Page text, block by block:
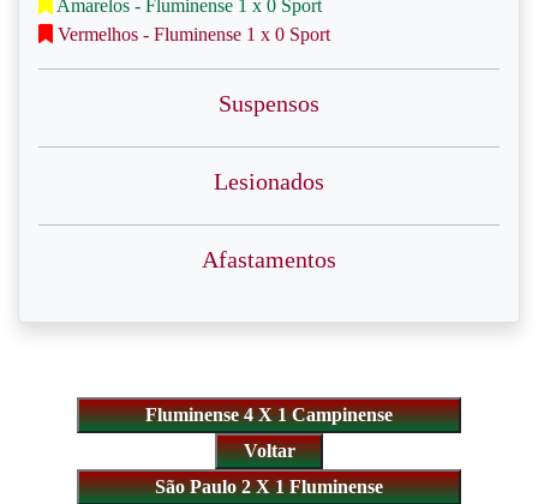
Amarelos - Fluminense 1 x 0 Sport
Vermelhos - Fluminense 1 x 0 Sport
Suspensos
Lesionados
Afastamentos